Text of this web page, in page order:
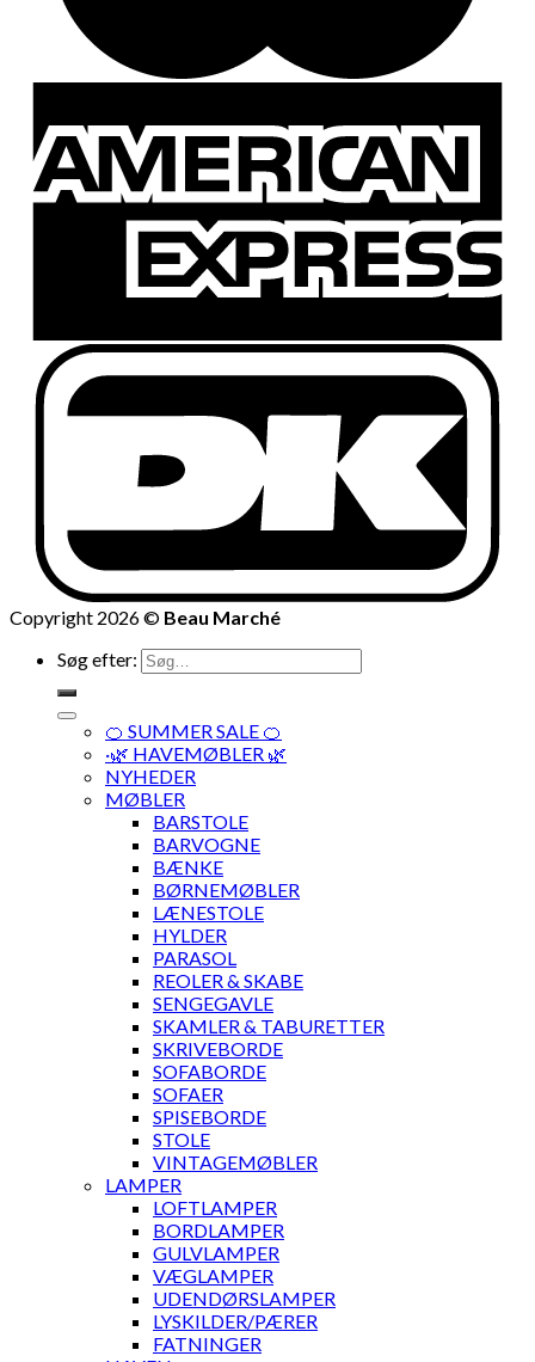
Copyright 2026 © Beau Marché
Søg efter:
🍊 SUMMER SALE 🍊
·🌿 HAVEMØBLER 🌿
NYHEDER
MØBLER
BARSTOLE
BARVOGNE
BÆNKE
BØRNEMØBLER
LÆNESTOLE
HYLDER
PARASOL
REOLER & SKABE
SENGEGAVLE
SKAMLER & TABURETTER
SKRIVEBORDE
SOFABORDE
SOFAER
SPISEBORDE
STOLE
VINTAGEMØBLER
LAMPER
LOFTLAMPER
BORDLAMPER
GULVLAMPER
VÆGLAMPER
UDENDØRSLAMPER
LYSKILDER/PÆRER
FATNINGER